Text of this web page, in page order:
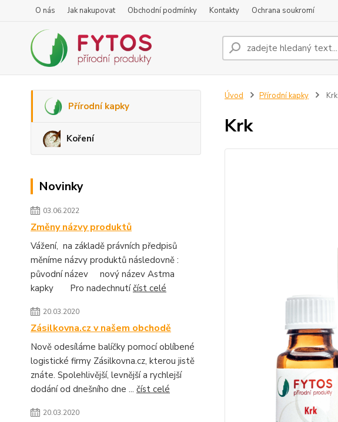
O nás Jak nakupovat Obchodní podmínky Kontakty Ochrana soukromí
Přírodní kapky
Koření
Novinky
03.06.2022
Změny názvy produktů
Vážení, na základě právních předpisů
měníme názvy produktů následovně :
původní název nový název Astma
kapky Pro nadechnutíčíst celé
20.03.2020
Zásilkovna.cz v našem obchodě
Nově odesíláme balíčky pomocí oblíbené
logistické firmy Zásilkovna.cz, kterou jistě
znáte. Spolehlivější, levnější a rychlejší
dodání od dnešního dne ... číst celé
20.03.2020
Úvod Přírodní kapky Krk
Krk